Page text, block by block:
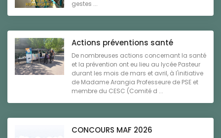
gestes ...
Actions préventions santé
De nombreuses actions concernant la santé
et la prévention ont eu lieu au lycée Pasteur
durant les mois de mars et avril, à l'initiative
de Madame Arangia Professeure de PSE et
membre du CESC (Comité d ...
CONCOURS MAF 2026